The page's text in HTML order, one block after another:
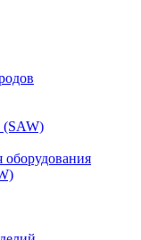
(SAW)